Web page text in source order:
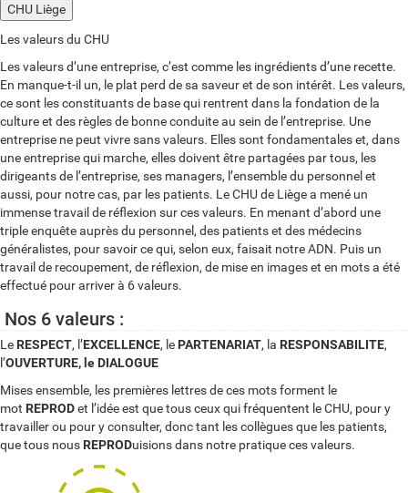
CHU Liège
Les valeurs du CHU
Les valeurs d’une entreprise, c’est comme les ingrédients d’une recette.
En manque-t-il un, le plat perd de sa saveur et de son intérêt. Les valeurs,
ce sont les constituants de base qui rentrent dans la fondation de la
culture et des règles de bonne conduite au sein de l’entreprise. Une
entreprise ne peut vivre sans valeurs. Elles sont fondamentales et, dans
une entreprise qui marche, elles doivent être partagées par tous, les
dirigeants de l’entreprise, ses managers, l’ensemble du personnel et
aussi, pour notre cas, par les patients. Le CHU de Liège a mené un
immense travail de réflexion sur ces valeurs. En menant d’abord une
triple enquête auprès du personnel, des patients et des médecins
généralistes, pour savoir ce qui, selon eux, faisait notre ADN. Puis un
travail de recoupement, de réflexion, de mise en images et en mots a été
effectué pour arriver à 6 valeurs.
Nos 6 valeurs :
Le RESPECT, l’EXCELLENCE, le PARTENARIAT, la RESPONSABILITE,
l’OUVERTURE, le DIALOGUE
Mises ensemble, les premières lettres de ces mots forment le
mot REPRODet l’idée est que tous ceux qui fréquentent le CHU, pour y
travailler ou pour y consulter, donc tant les collègues que les patients,
que tous nous REPRODuisions dans notre pratique ces valeurs.